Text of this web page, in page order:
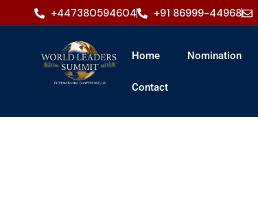
+447380594604 +91 86999-44968
Home Nomination
Contact